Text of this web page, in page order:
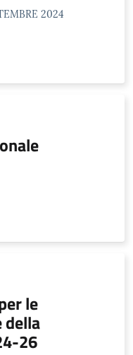
2024
le
della
26